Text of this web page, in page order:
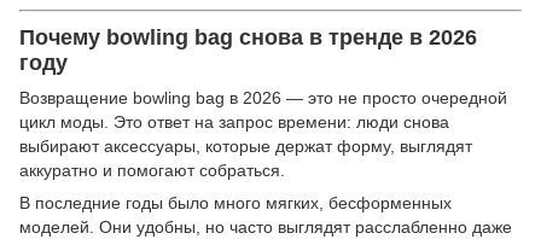
Почему bowling bag снова в тренде в 2026
году
Возвращение bowling bag в 2026 — это не просто очередной
цикл моды. Это ответ на запрос времени: люди снова
выбирают аксессуары, которые держат форму, выглядят
аккуратно и помогают собраться.
В последние годы было много мягких, бесформенных
моделей. Они удобны, но часто выглядят расслабленно даже